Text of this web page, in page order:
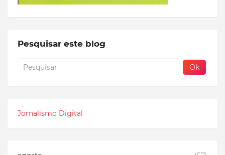
Pesquisar este blog
Jornalismo Digital